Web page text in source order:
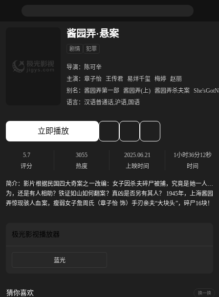
酱园弄·悬案
剧情 犯罪
导演：
陈可辛
主演： 章子怡 王传君 易烊千玺 梅婷 赵丽
别名： 酱园弄第一部 酱园弄(上) 酱园弄杀夫案
语言： 汉语普通话,沪语,国语
立即播放
5.7
评分
3055
热度
2025.06.21
上映时间
1小时36分12秒
时间
简介：影片根据民国四大奇案之一改编：女子因杀夫碎尸被捕，究竟是她一人所
为，还是有人相助？铁证如山如何翻案？真凶是否另有其人？ 1945年，上海酱园
弄惊现骇人血案，瘦弱女子詹周氏（章子怡 饰）手刃亲夫“大块头”，碎尸16块！
极光影视播放器
蓝光
猜你喜欢 换一换